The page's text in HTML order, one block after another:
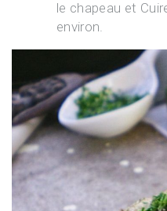
le chapeau et
environ.